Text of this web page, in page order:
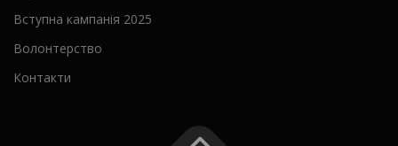
Вступна кампанія 2025
Волонтерство
Контакти